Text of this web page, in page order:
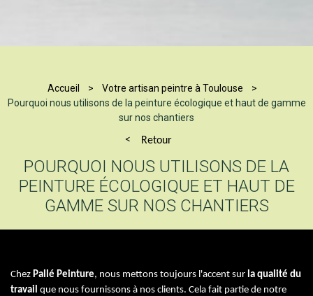
Accueil
Votre artisan peintre à Toulouse
Pourquoi nous utilisons de la peinture écologique et haut de gamme
sur nos chantiers
Retour
POURQUOI NOUS UTILISONS DE LA
PEINTURE ÉCOLOGIQUE ET HAUT DE
GAMME SUR NOS CHANTIERS
Chez Pallé Peinture, nous mettons toujours l'accent sur la qualité du
travail que nous fournissons à nos clients. Cela fait partie de notre